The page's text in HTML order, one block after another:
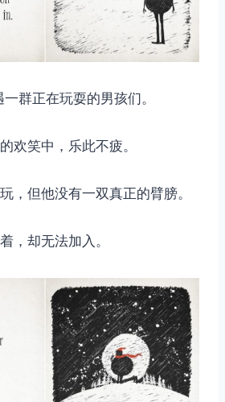
群正在玩耍的男孩们。
欢笑中，乐此不疲。
，但他没有一双真正的臂膀。
，却无法加入。